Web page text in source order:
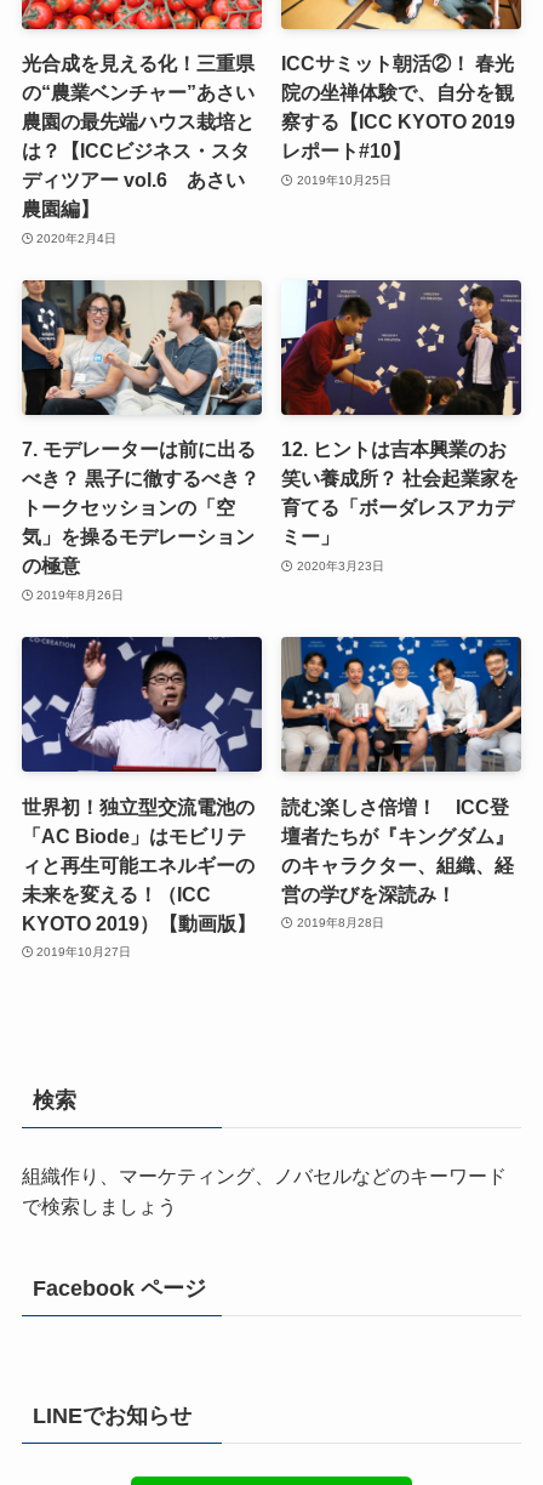
光合成を見える化！三重県
の“農業ベンチャー”あさい
農園の最先端ハウス栽培と
は？【ICCビジネス・スタ
ディツアー vol.6 あさい
農園編】
2020年2月4日
ICCサミット朝活②！ 春光
院の坐禅体験で、自分を観
察する【ICC KYOTO 2019
レポート#10】
2019年10月25日
7. モデレーターは前に出る
べき？ 黒子に徹するべき？
トークセッションの「空
気」を操るモデレーション
の極意
2019年8月26日
12. ヒントは吉本興業のお
笑い養成所？ 社会起業家を
育てる「ボーダレスアカデ
ミー」
2020年3月23日
世界初！独立型交流電池の
「AC Biode」はモビリテ
ィと再生可能エネルギーの
未来を変える！（ICC
KYOTO 2019）【動画版】
2019年10月27日
読む楽しさ倍増！ ICC登
壇者たちが『キングダム』
のキャラクター、組織、経
営の学びを深読み！
2019年8月28日
検索
組織作り、マーケティング、ノバセルなどのキーワード
で検索しましょう
Facebook ページ
LINEでお知らせ